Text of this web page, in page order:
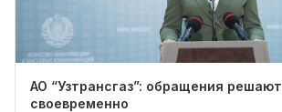
АО “Узтрансгаз”: обращения решают
своевременно